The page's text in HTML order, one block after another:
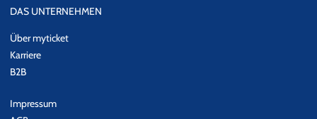
DAS UNTERNEHMEN
Über myticket
Karriere
B2B
Impressum